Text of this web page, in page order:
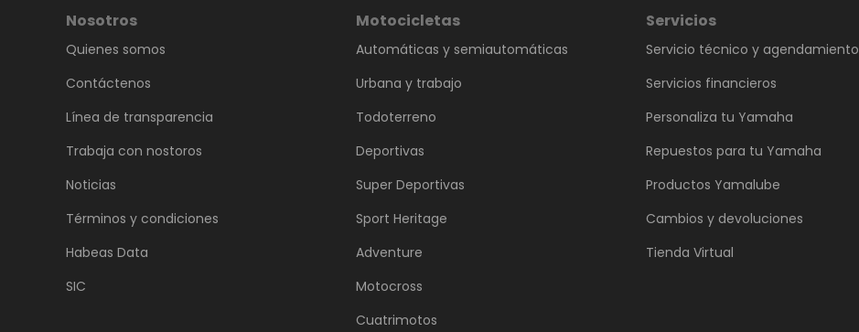
Nosotros
Quienes somos
Contáctenos
Línea de transparencia
Trabaja con nostoros
Noticias
Términos y condiciones
Habeas Data
SIC
Motocicletas
Automáticas y semiautomáticas
Urbana y trabajo
Todoterreno
Deportivas
Super Deportivas
Sport Heritage
Adventure
Motocross
Cuatrimotos
Servicios
Servicio técnico y agendamiento
Servicios financieros
Personaliza tu Yamaha
Repuestos para tu Yamaha
Productos Yamalube
Cambios y devoluciones
Tienda Virtual